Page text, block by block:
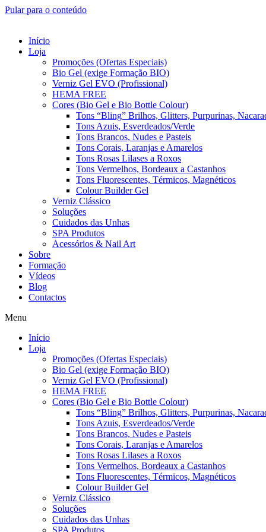
Pular para o conteúdo
Início
Loja
Promoções (Ofertas Especiais)
Bio Gel (exige Formação BIO)
Verniz Gel EVO (Profissional)
HEMA FREE
Cores (Bio Gel e Bio Bottle Colour)
Tons “Bling” Brilhos, Glitters, Purpurinas,
Tons Azuis, Esverdeados/Verde
Tons Brancos, Nudes e Pasteis
Tons Corais, Laranjas e Amarelos
Tons Rosas Lilases a Roxos
Tons Vermelhos, Bordeaux a Castanhos
Tons Fluorescentes, Térmicos, Magnéticos
Colour Builder Gel
Verniz Clássico
Soluções
Cuidados das Unhas
SPA Produtos
Acessórios & Nail Art
Sobre
Formação
Vídeos
Blog
Contactos
Menu
Início
Loja
Promoções (Ofertas Especiais)
Bio Gel (exige Formação BIO)
Verniz Gel EVO (Profissional)
HEMA FREE
Cores (Bio Gel e Bio Bottle Colour)
Tons “Bling” Brilhos, Glitters, Purpurinas,
Tons Azuis, Esverdeados/Verde
Tons Brancos, Nudes e Pasteis
Tons Corais, Laranjas e Amarelos
Tons Rosas Lilases a Roxos
Tons Vermelhos, Bordeaux a Castanhos
Tons Fluorescentes, Térmicos, Magnéticos
Colour Builder Gel
Verniz Clássico
Soluções
Cuidados das Unhas
SPA Produtos